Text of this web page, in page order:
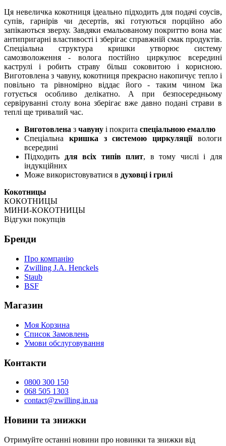
Ця невеличка кокотниця ідеально підходить для подачі соусів,
супів, гарнірів чи десертів, які готуються порційно або
запікаються зверху. Завдяки емальованому покриттю вона має
антипригарні властивості і зберігає справжній смак продуктів.
Спеціальна структура кришки утворює систему
самозволоження - волога постійно циркулює всередині
каструлі і робить страву більш соковитою і корисною.
Виготовлена ​​з чавуну, кокотниця прекрасно накопичує тепло і
повільно та рівномірно віддає його - таким чином їжа
готується особливо делікатно. А при безпосередньому
сервіруванні столу вона зберігає вже давно подані страви в
теплі ще тривалий час.
Виготовлена з чавуну і покрита спеціальною емаллю
Спеціальна кришка з системою циркуляціївологи
всередині
Підходить для всіх типів плит, в тому числі і для
індукційних
Може використовуватися в духовці і грилі
Кокотницы
КОКОТНИЦЫ
МИНИ-КОКОТНИЦЫ
Відгуки покупців
Бренди
Про компанію
Zwilling J.A. Henckels
Staub
BSF
Магазин
Моя Корзина
Список Замовлень
Умови обслуговування
Контакти
0800 300 150
068 505 1303
contact@zwilling.in.ua
Новини та знижки
Отримуйте останні новини про новинки та знижки від